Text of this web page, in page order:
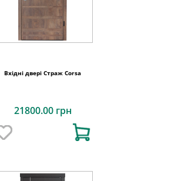
Вхідні двері Страж Corsa
21800.00 грн